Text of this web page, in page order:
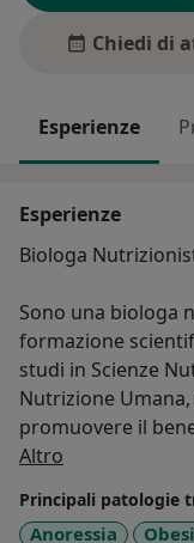
Chiedi di
Esperienze
Esperienze
Biologa
Sono una biologa
formazione
studi in Scienze
Nutrizione
promuovere il
equilibrata e uno
legate
Altro
Principali patologie
Anoressia